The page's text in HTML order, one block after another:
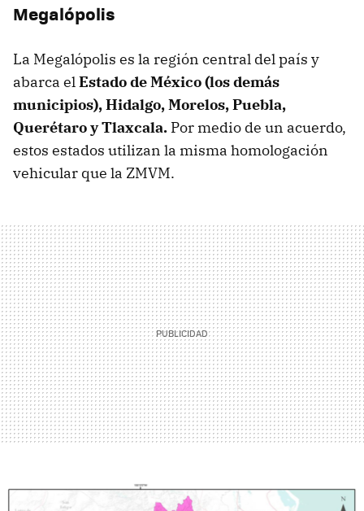
Megalópolis
La Megalópolis es la región central del país y
abarca elEstado de México (los demás
municipios), Hidalgo, Morelos, Puebla,
Querétaro y Tlaxcala. Por medio de un acuerdo,
estos estados utilizan la misma homologación
vehicular que la ZMVM.